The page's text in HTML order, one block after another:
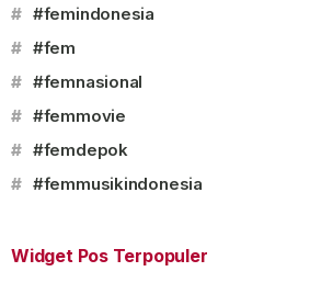
# #femindonesia
# #fem
# #femnasional
# #femmovie
# #femdepok
# #femmusikindonesia
Widget Pos Terpopuler